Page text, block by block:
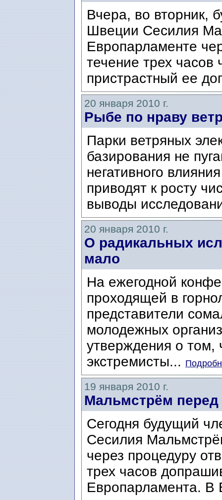
Вчера, во вторник,
Швеции Сесилия
Европарламенте
течение трех
пристрастный ее
20 января 2010 г.
Рыбе по нраву
Парки ветряных
базирования не
негативного
приводят к росту
выводы
20 января 2010 г.
О радикальных
мало
На ежегодной
проходящей в
представители
молодежных
утверждения о том,
экстремисты...
19 января 2010 г.
Мальмстрём
Сегодня будущий
Сесилия
через процедуру
трех часов
Европарламента. В